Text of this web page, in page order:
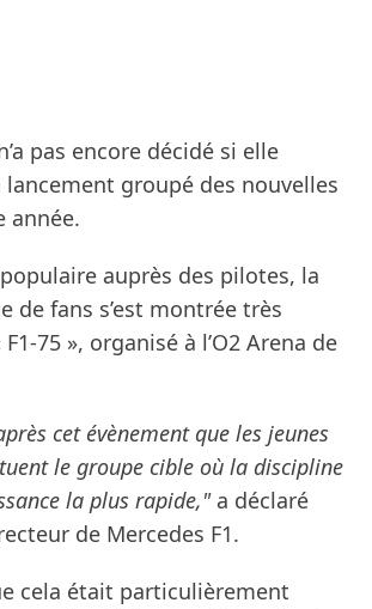
pas encore décidé si elle
groupé des nouvelles
année.
auprès des pilotes, la
de fans s’est montrée très
75 », organisé à l’O2 Arena de
cet évènement que les jeunes
le groupe cible où la discipline
la plus rapide,"a déclaré
de Mercedes F1.
cela était particulièrement